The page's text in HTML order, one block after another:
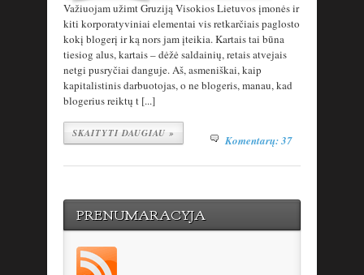
Važiuojam užimt Gruziją Visokios Lietuvos įmonės ir
kiti korporatyviniai elementai vis retkarčiais paglosto
kokį blogerį ir ką nors jam įteikia. Kartais tai būna
tiesiog alus, kartais – dėžė saldainių, retais atvejais
netgi pusryčiai danguje. Aš, asmeniškai, kaip
kapitalistinis darbuotojas, o ne blogeris, manau, kad
blogerius reiktų t [...]
SKAITYTI DAUGIAU » Komentarų: 37
PRENUMARACYJA